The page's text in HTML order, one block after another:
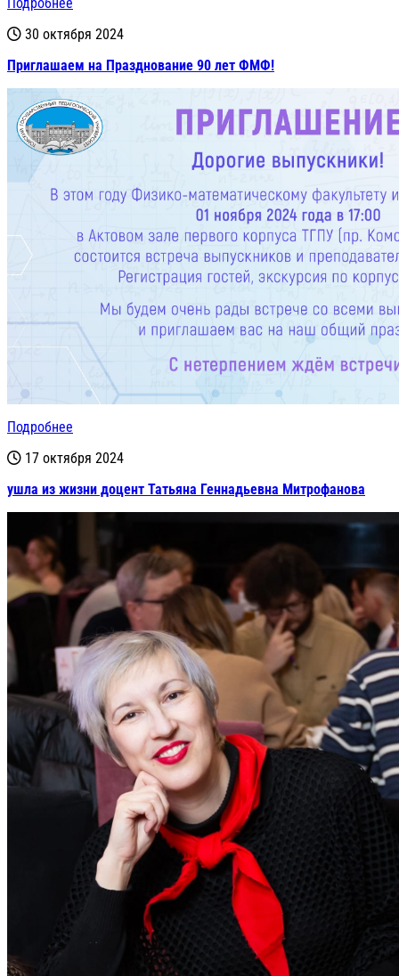
30 октября 2024
Приглашаем на Празднование 90 лет ФМФ!
Подробнее
17 октября 2024
ушла из жизни доцент Татьяна Геннадьевна Митрофанова